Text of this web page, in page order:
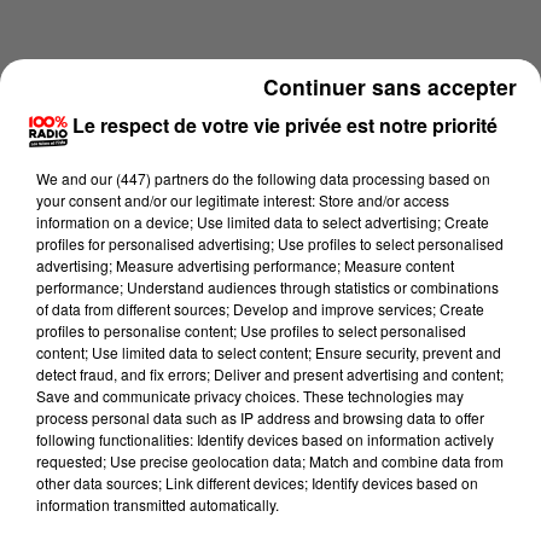
Lecture (1 min 16 sec)
100%
100% Radio l'agenda du Pays catalans
Le respect de votre vie privée est notre priorité
We and our (447) partnersdo the following data processing based on
your consent and/or our legitimate interest: Store and/or access
information on a device; Use limited data to select advertising; Create
profiles for personalised advertising; Use profiles to select personalised
advertising; Measure advertising performance; Measure content
performance; Understand audiences through statistics or combinations
of data from different sources; Develop and improve services; Create
profiles to personalise content; Use profiles to select personalised
content; Use limited data to select content; Ensure security, prevent and
detect fraud, and fix errors; Deliver and present advertising and content;
Save and communicate privacy choices. These technologies may
process personal data such as IP address and browsing data to offer
following functionalities: Identify devices based on information actively
requested; Use precise geolocation data; Match and combine data from
other data sources; Link different devices; Identify devices based on
information transmitted automatically.
Continuer sans accepter